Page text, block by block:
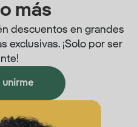
más
descuentos en grandes
exclusivas. ¡Solo por ser
unirme